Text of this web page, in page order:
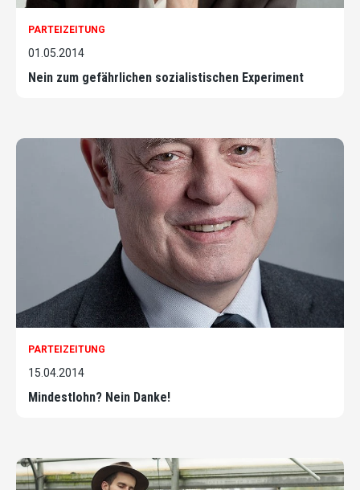
PARTEIZEITUNG
01.05.2014
Nein zum gefährlichen sozialistischen Experiment
PARTEIZEITUNG
15.04.2014
Mindestlohn? Nein Danke!